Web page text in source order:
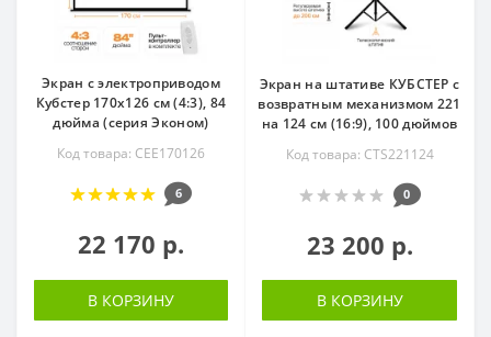
Экран с электроприводом
Кубстер 170х126 см (4:3), 84
дюйма (серия Эконом)
Код товара: CEE170126
6
22 170 р.
В КОРЗИНУ
Экран на штативе КУБСТЕР с
возвратным механизмом 221
на 124 см (16:9), 100 дюймов
Код товара: CTS221124
0
23 200 р.
В КОРЗИНУ